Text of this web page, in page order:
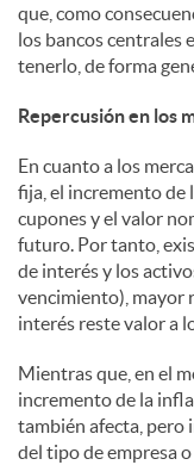
que, como
los bancos centrales
tenerlo, de forma
Repercusión en los
En cuanto a los
fija, el incremento de
cupones y el valor
futuro. Por tanto,
de interés y los
vencimiento), mayor
interés reste valor a
Mientras que, en el
incremento de la
también afecta, pero
del tipo de empresa